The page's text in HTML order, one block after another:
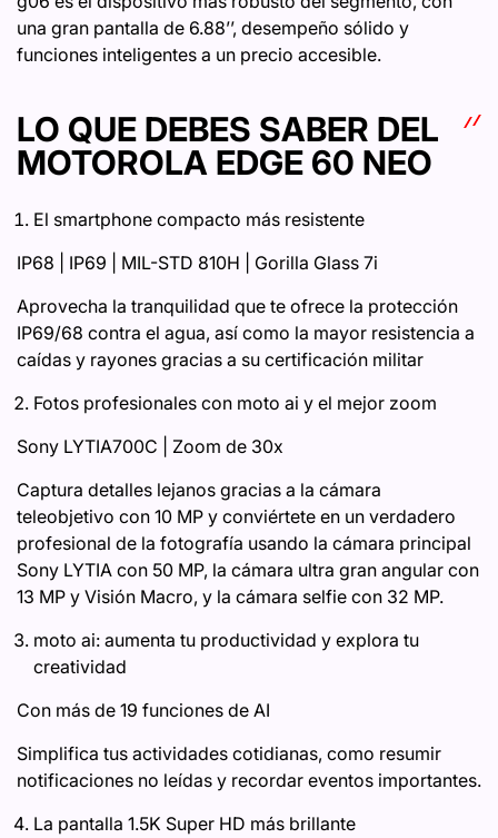
una gran pantalla de 6.88’’, desempeño sólido y
funciones inteligentes a un precio accesible.
LO QUE DEBES SABER DEL
MOTOROLA EDGE 60 NEO
El smartphone compacto más resistente
IP68 | IP69 | MIL-STD 810H | Gorilla Glass 7i
Aprovecha la tranquilidad que te ofrece la protección
IP69/68 contra el agua, así como la mayor resistencia a
caídas y rayones gracias a su certificación militar
Fotos profesionales con moto ai y el mejor zoom
Sony LYTIA700C | Zoom de 30x
Captura detalles lejanos gracias a la cámara
teleobjetivo con 10 MP y conviértete en un verdadero
profesional de la fotografía usando la cámara principal
Sony LYTIA con 50 MP, la cámara ultra gran angular con
13 MP y Visión Macro, y la cámara selfie con 32 MP.
moto ai: aumenta tu productividad y explora tu
creatividad
Con más de 19 funciones de AI
Simplifica tus actividades cotidianas, como resumir
notificaciones no leídas y recordar eventos importantes.
La pantalla 1.5K Super HD más brillante